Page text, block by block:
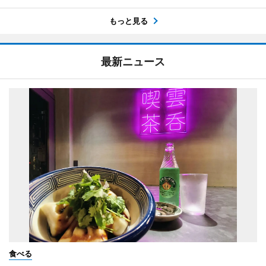
もっと見る
最新ニュース
食べる